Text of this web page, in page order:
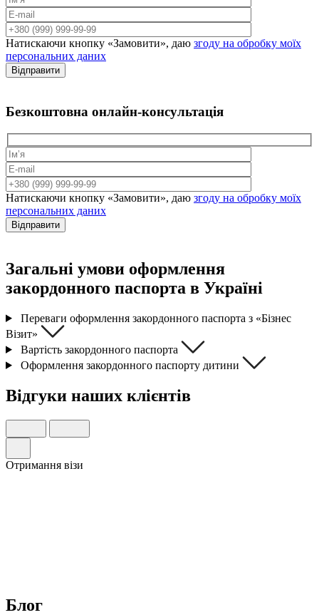
Натискаючи кнопку «Замовити», даю згоду на обробку моїх
персональних даних
Відправити
Безкоштовна онлайн-консультація
Натискаючи кнопку «Замовити», даю згоду на обробку моїх
персональних даних
Відправити
Загальні умови оформлення
закордонного паспорта в Україні
Переваги оформлення закордонного паспорта з «Бізнес
Візит»
Вартість закордонного паспорта
Оформлення закордонного паспорту дитини
Відгуки наших клієнтів
Отримання візи
Блог